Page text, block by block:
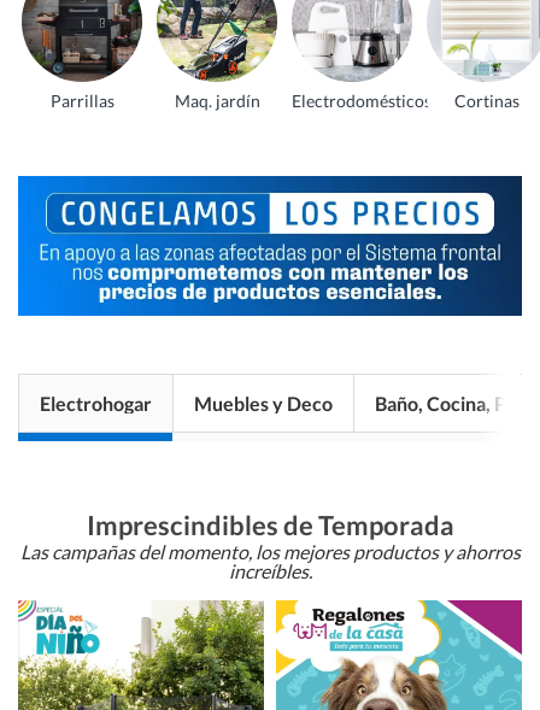
Parrillas Maq. jardín Electrodomésticos Cortinas
Electrohogar Muebles y Deco Baño, Cocina, Pisos
Imprescindibles de Temporada
Las campañas del momento, los mejores productos y ahorros
increíbles.